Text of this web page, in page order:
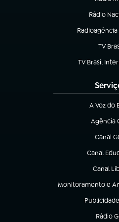
Rádio
(abre em
TV
(abre
TV Brasil
(abre em
A Voz do
(abre em
Agência
(abre em
Canal
(abre
Canal
(abre em
Canal
(abre em
Monitoramento e
(abre em nova aba)
(abre em
Rádio
(abre